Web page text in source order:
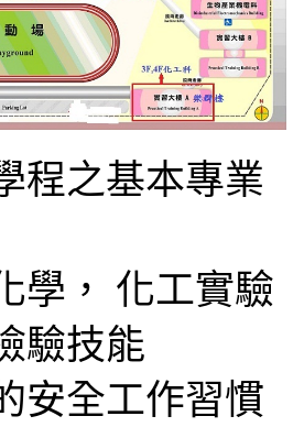
程之基本專業
學， 化工實驗
驗技能
安全工作習慣